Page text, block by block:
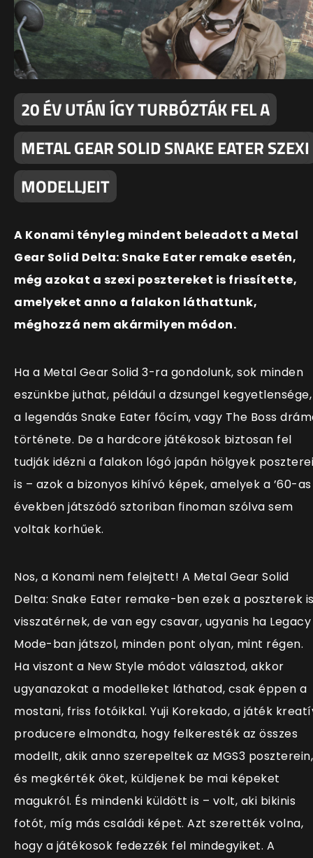
20 ÉV UTÁN ÍGY TURBÓZTÁK FEL A
METAL GEAR SOLID SNAKE EATER SZEXI
MODELLJEIT
A Konami tényleg mindent beleadott a Metal
Gear Solid Delta: Snake Eater remake esetén,
még azokat a szexi posztereket is frissítette,
amelyeket anno a falakon láthattunk,
méghozzá nem akármilyen módon.
Ha a Metal Gear Solid 3-ra gondolunk, sok minden
eszünkbe juthat, például a dzsungel kegyetlensége,
a legendás Snake Eater főcím, vagy The Boss
története. De a hardcore játékosok biztosan fel
tudják idézni a falakon lógó japán hölgyek
is – azok a bizonyos kihívó képek, amelyek a ’60-as
években játszódó sztoriban finoman szólva sem
voltak korhűek.
Nos, a Konami nem felejtett! A Metal Gear Solid
Delta: Snake Eater remake-ben ezek a poszterek
visszatérnek, de van egy csavar, ugyanis ha Legacy
Mode-ban játszol, minden pont olyan, mint régen.
Ha viszont a New Style módot választod, akkor
ugyanazokat a modelleket láthatod, csak éppen a
mostani, friss fotóikkal. Yuji Korekado, a játék
producere elmondta, hogy felkeresték az összes
modellt, akik anno szerepeltek az MGS3 poszterein,
és megkérték őket, küldjenek be mai képeket
magukról. És mindenki küldött is – volt, aki bikinis
fotót, míg más családi képet. Azt szerették volna,
hogy a játékosok fedezzék fel mindegyiket. A